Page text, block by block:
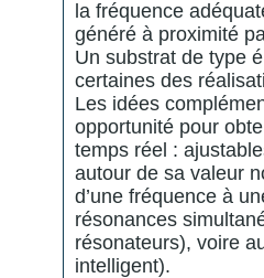
la fréquence
généré à proximité
Un substrat de type
certaines des
Les idées
opportunité pour
temps réel :
autour de sa valeur
d’une fréquence à
résonances
résonateurs), voire
intelligent).